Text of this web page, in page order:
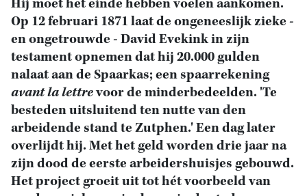
Hij moet het einde hebben voelen aankomen.
Op 12 februari 1871 laat de ongeneeslijk zieke -
en ongetrouwde - David Evekink in zijn
testament opnemen dat hij 20.000 gulden
nalaat aan de Spaarkas; een spaarrekening
avant la lettrevoor de minderbedeelden. 'Te
besteden uitsluitend ten nutte van den
arbeidende stand te Zutphen.' Een dag later
overlijdt hij. Met het geld worden drie jaar na
zijn dood de eerste arbeidershuisjes gebouwd.
Het project groeit uit tot hét voorbeeld van